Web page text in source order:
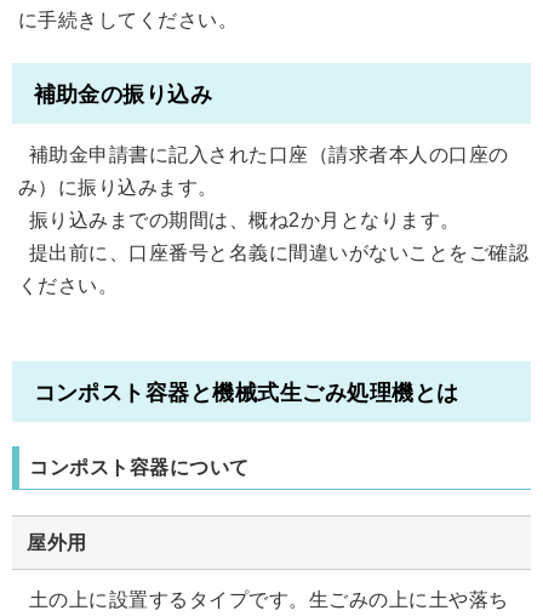
に手続きしてください。
補助金の振り込み
補助金申請書に記入された口座（請求者本人の口座の
み）に振り込みます。
振り込みまでの期間は、概ね2か月となります。
提出前に、口座番号と名義に間違いがないことをご確認
ください。
コンポスト容器と機械式生ごみ処理機とは
コンポスト容器について
屋外用
土の上に設置するタイプです。生ごみの上に土や落ち